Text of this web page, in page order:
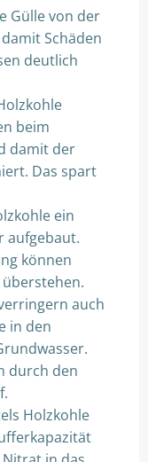
Gülle von der
Schäden
deutlich
beim
damit der
Das spart
ein
aufgebaut.
können
auch
in den
durch den
Holzkohle